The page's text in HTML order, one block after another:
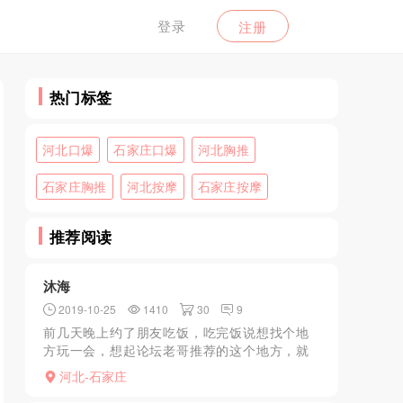
登录 注册
热门标签
河北口爆 石家庄口爆 河北胸推
石家庄胸推 河北按摩 石家庄按摩
推荐阅读
沐海
2019-10-25 1410 30 9
前几天晚上约了朋友吃饭，吃完饭说想找个地
方玩一会，想起论坛老哥推荐的这个地方，就
去了。导航到东二环槐安路交叉口一带，停车
进去，老哥们说进去就说找马经理，我特么进
河北-石家庄